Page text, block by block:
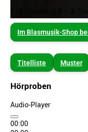
1./2 Stimme in B – 3.
Im Blasmusik-Shop
Titelliste Muster
Hörproben
Audio-Player
00:00